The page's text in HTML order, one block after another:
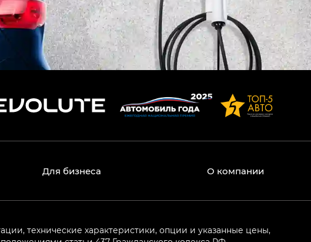
Для бизнеса О компании
технические характеристики, опции и указанные цены,